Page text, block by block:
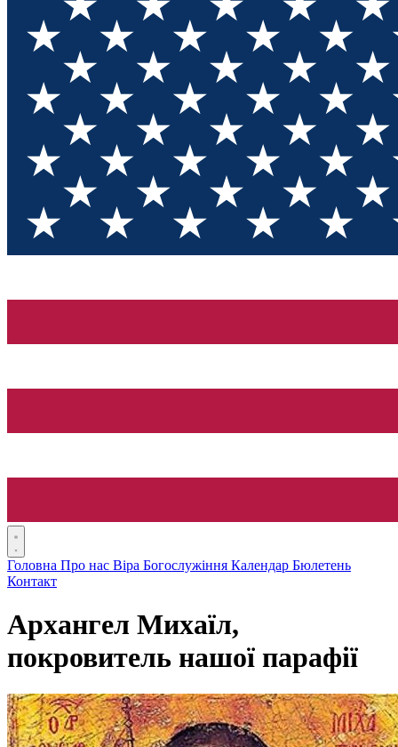
Головна Про нас Віра Богослужіння Календар Бюлетень
Контакт
Архангел Михаїл,
покровитель нашої парафії